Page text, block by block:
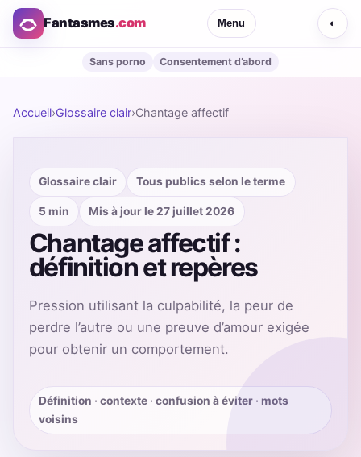
Fantasmes.com Menu ◐
Sans porno Consentement d’abord
Accueil›Glossaire clair›Chantage affectif
Glossaire clair Tous publics selon le terme
5 min Mis à jour le 27 juillet 2026
Chantage affectif :
définition et repères
Pression utilisant la culpabilité, la peur de
perdre l’autre ou une preuve d’amour exigée
pour obtenir un comportement.
Définition · contexte · confusion à éviter · mots
voisins